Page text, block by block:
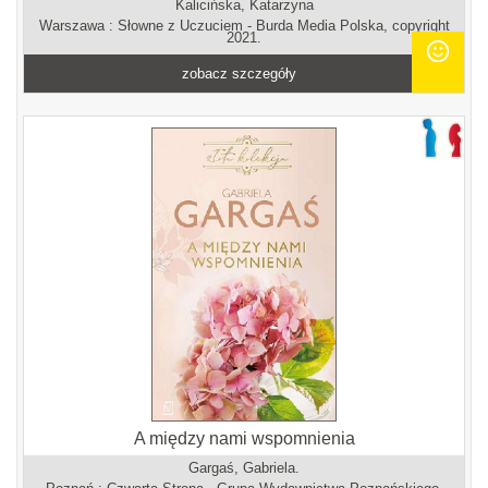
Kalicińska, Katarzyna
Warszawa : Słowne z Uczuciem - Burda Media Polska, copyright
2021.
zobacz szczegóły
A między nami wspomnienia
Gargaś, Gabriela.